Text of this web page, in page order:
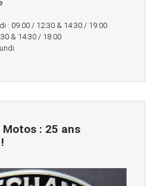
: 09:00 / 12:30 & 14:30 / 19:00
& 14:30 / 18:00
: 25 ans